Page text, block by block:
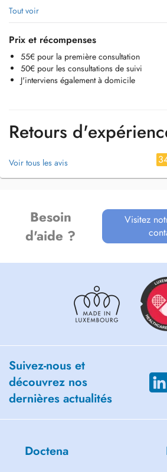
Tout voir
Prix et récompenses
55€ pour la première consultation
50€ pour les consultations de suivi
J'interviens également à domicile
Retours
Voir tous les avis
Besoin
d'aide ?
Visitez
Suivez-nous et
découvrez nos
dernières actualités
Doctena